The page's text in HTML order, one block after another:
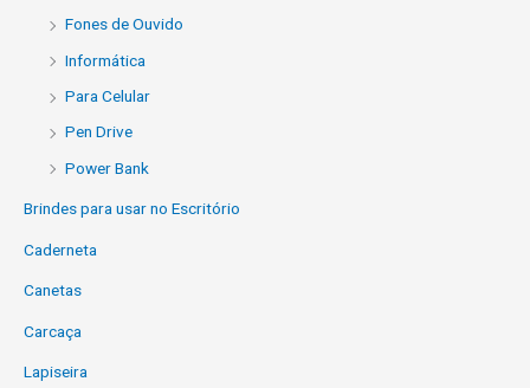
Fones de Ouvido
Informática
Para Celular
Pen Drive
Power Bank
Brindes para usar no Escritório
Caderneta
Canetas
Carcaça
Lapiseira